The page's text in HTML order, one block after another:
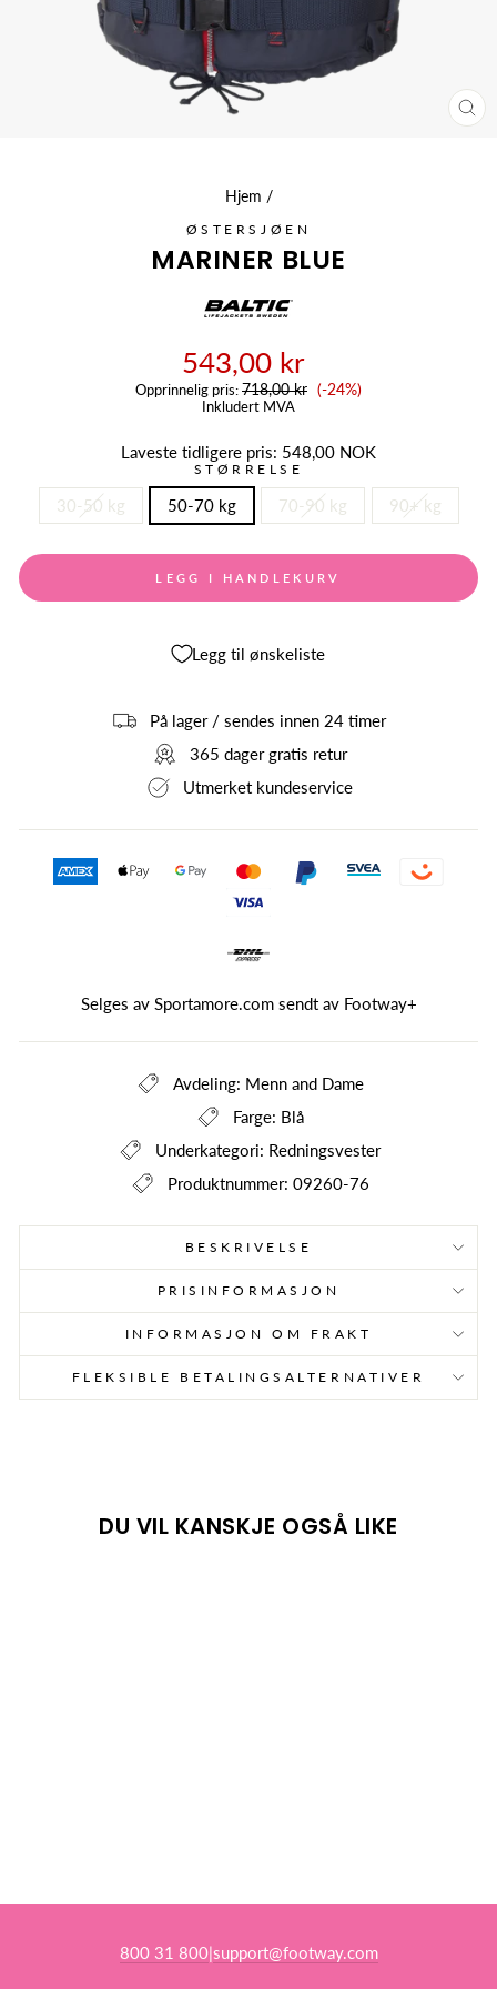
Hjem /
ØSTERSJØEN
MARINER BLUE
543,00 kr
Opprinnelig pris: 718,00 kr Salgspris
(-24%)
Inkludert MVA
Laveste tidligere pris: 548,00 NOK
STØRRELSE
30-50 kg 50-70 kg 70-90 kg 90+ kg
LEGG I HANDLEKURV
Legg til ønskeliste
På lager / sendes innen 24 timer
365 dager gratis retur
Utmerket kundeservice
Selges av Sportamore.com sendt av Footway+
Avdeling: Menn and Dame
Farge: Blå
Underkategori: Redningsvester
Produktnummer: 09260-76
BESKRIVELSE
PRISINFORMASJON
INFORMASJON OM FRAKT
FLEKSIBLE BETALINGSALTERNATIVER
DU VIL KANSKJE OGSÅ LIKE
800 31 800|support@footway.com